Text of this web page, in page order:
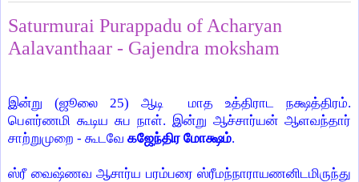
Saturmurai Purappadu of Acharyan
Aalavanthaar - Gajendra moksham
இன்று (ஜூலை25)ஆடி
மாத உத்திராட நக்ஷத்திரம்.
பௌர்ணமி கூடிய சுப நாள். இன்று ஆச்சார்யன் ஆளவந்தார்
சாற்றுமுறை - கூடவே கஜேந்திர மோக்ஷம்.
ஸ்ரீ வைஷ்ணவ ஆசார்ய பரம்பரை ஸ்ரீமந்நாராயணனிடமிருந்து